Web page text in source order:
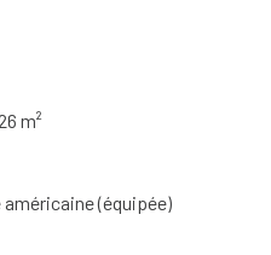
m²
(équipée)